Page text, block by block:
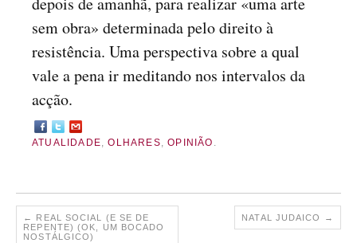
sem obra» determinada pelo direito à
resistência. Uma perspectiva sobre a qual
vale a pena ir meditando nos intervalos da
acção.
ATUALIDADE ,OLHARES ,OPINIÃO
←
REAL SOCIAL (E SE DE
REPENTE) (OK, UM BOCADO
NOSTÁLGICO)
NATAL JUDAICO →